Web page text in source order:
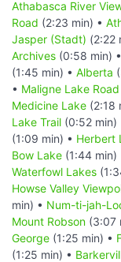
Athabasca River
Road (2:23 min) •
Jasper (Stadt) (2:22
Archives (0:58 min) •
(1:45 min) • Alberta
• Maligne Lake Road
Medicine Lake (2:18
Lake Trail (0:52 min)
(1:09 min) • Herbert
Bow Lake (1:44 min)
Waterfowl Lakes
Howse Valley
min) • Num-ti-jah-
Mount Robson (3:07
George (1:25 min) •
(1:25 min) •